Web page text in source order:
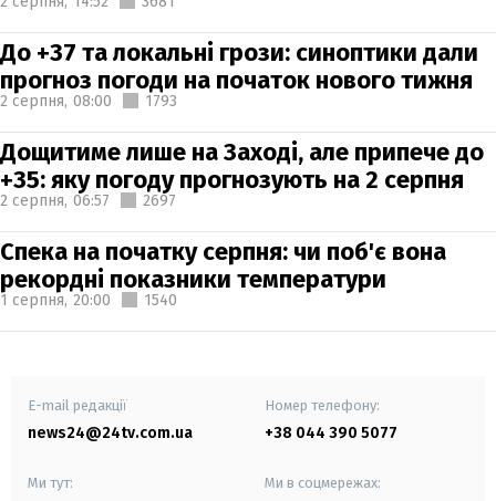
До +37 та локальні грози: синоптики дали
прогноз погоди на початок нового тижня
2 серпня, 08:00 1793
Дощитиме лише на Заході, але припече до
+35: яку погоду прогнозують на 2 серпня
2 серпня, 06:57 2697
Спека на початку серпня: чи поб'є вона
рекордні показники температури
1 серпня, 20:00 1540
E-mail редакції
news24@24tv.com.ua
Номер телефону:
+38 044 390 5077
Ми тут: Ми в соцмережах: